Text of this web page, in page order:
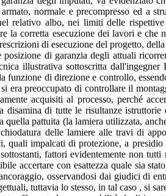
normale e precompresso ed a
relativo albo, nei limiti delle
la corretta esecuzione dei lavori e che
di esecuzione del progetto,
posizione di garanzia degli attuali
illustrativa sottoscritta
funzione di direzione e controllo,
era preoccupato di controllare il
acquisiti al processo, perché
disamina di tutte le risultanze
quella pattuita (la lamiera utilizzata,
delle lamiere alle travi di
quali impalcati di protezione, a
fattori evidentemente non
accertare con esattezza quale sia
osservandosi dai giudici di
tuttavia lo stesso, in tal caso , si